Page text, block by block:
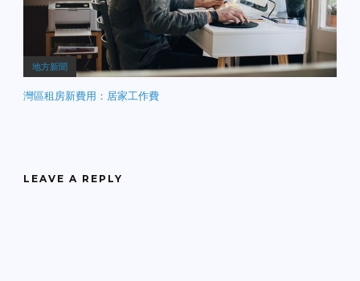
地方新聞
灣區租房新費用：居家工作費
LEAVE A REPLY